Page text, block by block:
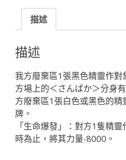
ダ
ー・
ラ
ン
ド
「黑
色
魔
法
有
LB」
數
描述
描述
我方廢棄區1張黑色精靈作
方場上的＜さんばか＞分身
方廢棄區1張白色或黑色的
牌。
「生命爆發」：對方1隻精
時為止，將其力量-8000。